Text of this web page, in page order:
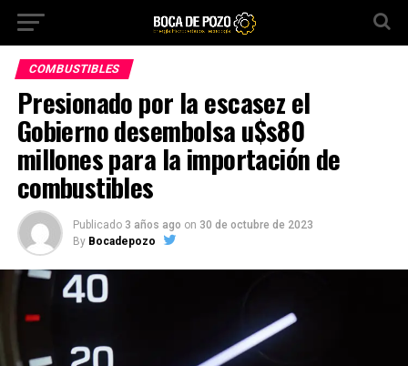
COMBUSTIBLES
Presionado por la escasez el
Gobierno desembolsa u$s80
millones para la importación de
combustibles
Publicado 3 años ago on 30 de octubre de 2023
By Bocadepozo